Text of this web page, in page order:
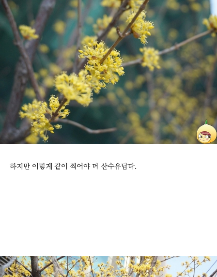
하지만 이렇게 같이 찍어야 더 산수유답다.